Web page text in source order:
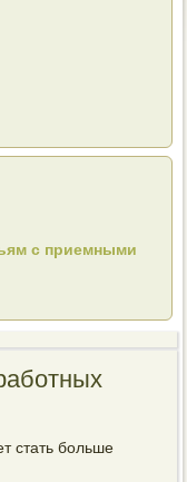
с приемными
стать больше